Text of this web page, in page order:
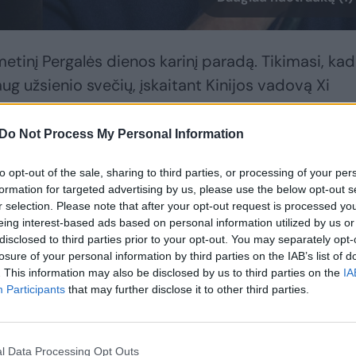
Do Not Process My Personal Information
opt-out of the sale, sharing to third parties, or processing of your
for targeted advertising by us, please use the below opt-out
selection. Please note that after your opt-out request is processed
interest-based ads based on personal information utilized by us
to third parties prior to your opt-out. You may separately
of your personal information by third parties on the IAB’s list of
This information may also be disclosed by us to third parties on the
Participants that may further disclose it to other third parties.
Data Processing Opt Outs
Pergalės dienos karinį paradą. Tikimasi, kad
užsienio svečių, įskaitant Kinijos vadovą Xi
paskelbė Michaelis von der
atstovaujantys Vokietijos kairiųjų partijai
nariais iš Čekijos, Kipro ir Slovakijos. Grupė